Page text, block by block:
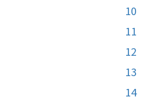
10
11
12
13
14